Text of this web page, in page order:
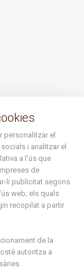
de l'1 de juny
: de 8 a 14h)
personalitzar el
i analitzar el
a l’ús que
de
li publicitat segons
web; els quals
recopilat a partir
de la
autoritza a